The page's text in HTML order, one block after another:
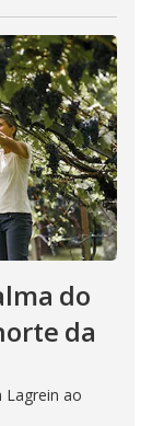
do
da
Lagrein ao